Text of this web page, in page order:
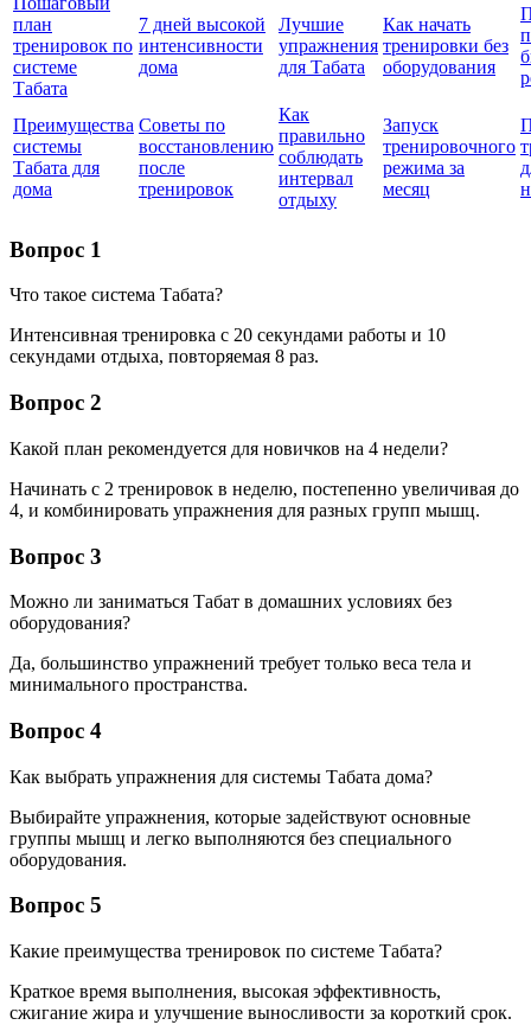
план
тренировок по
системе
Табата
7 дней высокой
интенсивности
дома
Лучшие
упражнения
для Табата
Как начать
тренировки без
оборудования
Преимущества
системы
Табата для
дома
Советы по
восстановлению
после
тренировок
Как
правильно
соблюдать
интервал
отдыху
Запуск
тренировочного
режима за
месяц
Вопрос 1
Что такое система Табата?
Интенсивная тренировка с 20 секундами работы и 10
секундами отдыха, повторяемая 8 раз.
Вопрос 2
Какой план рекомендуется для новичков на 4 недели?
Начинать с 2 тренировок в неделю, постепенно увеличивая до
4, и комбинировать упражнения для разных групп мышц.
Вопрос 3
Можно ли заниматься Табат в домашних условиях без
оборудования?
Да, большинство упражнений требует только веса тела и
минимального пространства.
Вопрос 4
Как выбрать упражнения для системы Табата дома?
Выбирайте упражнения, которые задействуют основные
группы мышц и легко выполняются без специального
оборудования.
Вопрос 5
Какие преимущества тренировок по системе Табата?
Краткое время выполнения, высокая эффективность,
сжигание жира и улучшение выносливости за короткий срок.